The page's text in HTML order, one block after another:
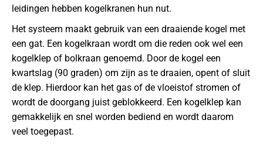
leidingen hebben kogelkranen hun nut.
Het systeem maakt gebruik van een draaiende kogel met
een gat. Een kogelkraan wordt om die reden ook wel een
kogelklep of bolkraan genoemd. Door de kogel een
kwartslag (90 graden) om zijn as te draaien, opent of sluit
de klep. Hierdoor kan het gas of de vloeistof stromen of
wordt de doorgang juist geblokkeerd. Een kogelklep kan
gemakkelijk en snel worden bediend en wordt daarom
veel toegepast.